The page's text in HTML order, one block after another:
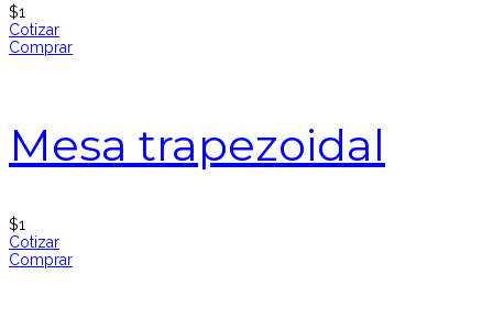
$1
Cotizar
Comprar
Mesa trapezoidal
$1
Cotizar
Comprar